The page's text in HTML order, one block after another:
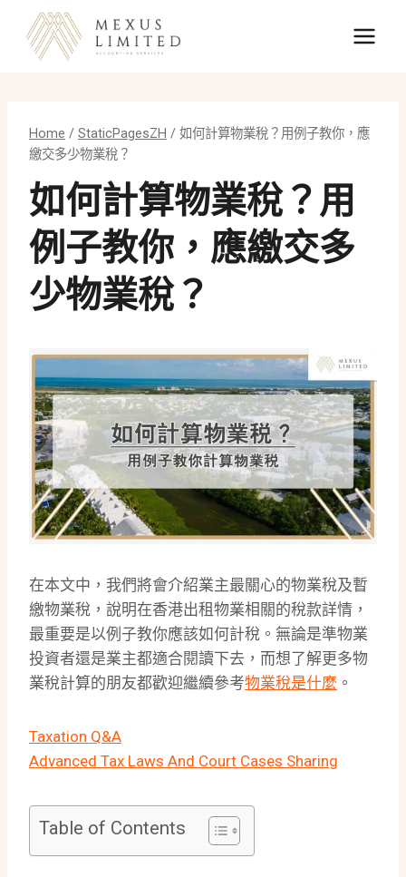
content
Home / StaticPagesZH / 如何計算物業稅？用例子教你，應
繳交多少物業稅？
如何計算物業稅？用
例子教你，應繳交多
少物業稅？
在本文中，我們將會介紹業主最關心的物業稅及暫
繳物業稅，說明在香港出租物業相關的稅款詳情，
最重要是以例子教你應該如何計稅。無論是準物業
投資者還是業主都適合閱讀下去，而想了解更多物
業稅計算的朋友都歡迎繼續參考物業稅是什麼 。
Taxation Q&A
Advanced Tax Laws And Court Cases Sharing
Table of Contents